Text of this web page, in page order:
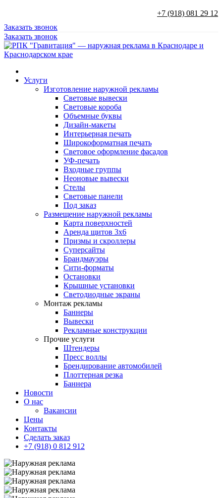
+7 (918) 081 29 12
Заказать звонок
Заказать звонок
Услуги
Изготовление наружной рекламы
Световые вывески
Световые короба
Объемные буквы
Дизайн-макеты
Интерьерная печать
Широкоформатная печать
Световое оформление фасадов
УФ-печать
Входные группы
Неоновые вывески
Стелы
Световые панели
Под заказ
Размещение наружной рекламы
Карта поверхностей
Аренда щитов 3х6
Призмы и скроллеры
Суперсайты
Брандмауэры
Сити-форматы
Остановки
Крышные установки
Светодиодные экраны
Монтаж рекламы
Баннеры
Вывески
Рекламные конструкции
Прочие услуги
Штендеры
Пресс воллы
Брендирование автомобилей
Плоттерная резка
Баннера
Новости
О нас
Вакансии
Цены
Контакты
Сделать заказ
+7 (918) 0 812 912